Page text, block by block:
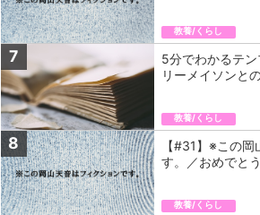
教養/くらし
7
5分でわかるテ
リーメイソンと
教養/くらし
8
【#31】※この
す。／おめでとう
教養/くらし